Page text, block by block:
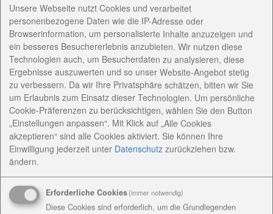
Entwicklungsbesonderheiten pädagogisch gefördert
werden sollen.
Bisher wurden unter dem Namen sozialpädagogische
Tagesgruppe Mädchen und Jungen vom Schuleintritt
bis zum 13. Lebensjahr unterstützt. „Wir haben die
Kinder in unseren Räumlichkeiten betreut und waren
vor allem auf sie konzentriert. Nun ist es so, dass wir
darüber hinaus als aufsuchende Erziehungshilfe
agieren und intensiv auch mit dem Familien der
Kinder zusammenarbeiten“, erklärt Kathlen Ölsner.
Nadine Kessel, die sich zurzeit in Elternzeit befindet.
Unsere Webseite nutzt Cookies und verarbeitet
personenbezogene Daten wie die IP-Adresse oder
Browserinformation, um personalisierte Inhalte anzuzeigen und
ein besseres Besuchererlebnis anzubieten. Wir nutzen diese
Technologien auch, um Besucherdaten zu analysieren, diese
Ergebnisse auszuwerten und so unser Website-Angebot stetig
zu verbessern. Da wir Ihre Privatsphäre schätzen, bitten wir Sie
um Erlaubnis zum Einsatz dieser Technologien. Um persönliche
Cookie-Präferenzen zu berücksichtigen, wählen Sie den Button
„Einstellungen anpassen“. Mit Klick auf „Alle Cookies
akzeptieren“ sind alle Cookies aktiviert. Sie können Ihre
Einwilligung jederzeit unter Datenschutz zurückziehen bzw.
ändern.
Erforderliche Cookies(immer notwendig)
Diese Cookies sind erforderlich, um die Grundlegenden